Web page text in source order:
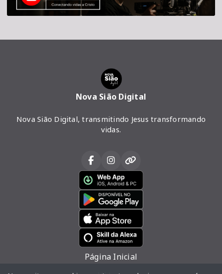
Nova Sião Digital
Nova Sião Digital, transmitindo Jesus transformando
vidas.
Página Inicial